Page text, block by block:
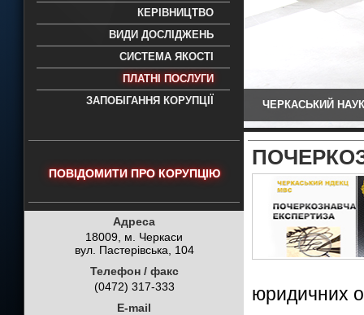
науково-дослідний експертно-
- проведення всих видів судових
експертиз
КЕРІВНИЦТВО
ВИДИ ДОСЛІДЖЕНЬ
СИСТЕМА ЯКОСТІ
ПЛАТНІ ПОСЛУГИ
ЗАПОБІГАННЯ КОРУПЦІЇ
ЧЕРКАСЬКИЙ
ПОВІДОМИТИ ПРО КОРУПЦІЮ
Адреса
18009, м. Черкаси
вул. Пастерівська, 104
Телефон / факс
(0472) 317-333
E-mail
юридичних